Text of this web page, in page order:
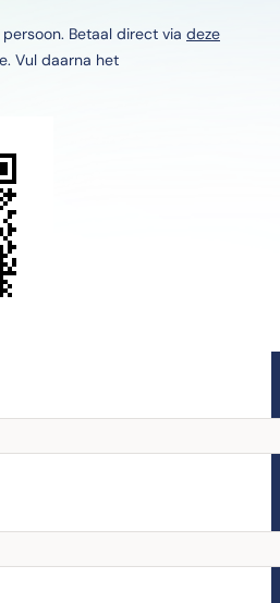
Betaal direct via deze
Vul daarna het